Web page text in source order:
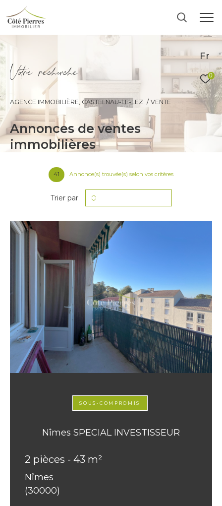
Fr
0
Vore recece
AGENCE IMMOBILIÈRE, CASTELNAU-LE-LEZ VENTE
annonces de ventes
immobilières
41 Annonce(s) trouvée(s) selon vos critères
Trier par
SOUS-COMPROMIS
Nîmes SPECIAL INVESTISSEUR
2 pièces - 43 m²
Nîmes
(30000)